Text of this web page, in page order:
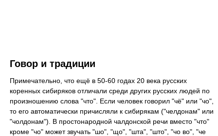
Говор и традиции
Примечательно, что ещё в 50-60 годах 20 века русских
коренных сибиряков отличали среди других русских людей по
произношению слова "что". Если человек говорил "чё" или "чо",
то его автоматически причисляли к сибирякам ("челдонам" или
"чолдонам"). В простонародной чалдонской речи вместо "что"
кроме "чо" может звучать "шо", "що", "шта", "што", "чо во", "че